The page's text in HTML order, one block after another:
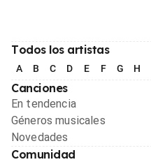
Todos los artistas
A B C D E F G H
Canciones
En tendencia
Géneros musicales
Novedades
Comunidad